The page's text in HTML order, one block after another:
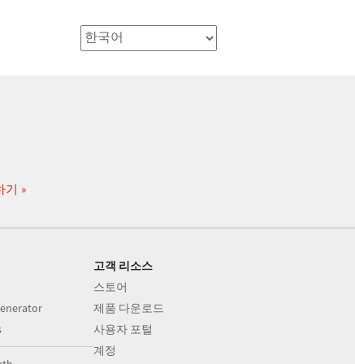
기
고객 리소스
스토어
제품 다운로드
사용자 포털
계정